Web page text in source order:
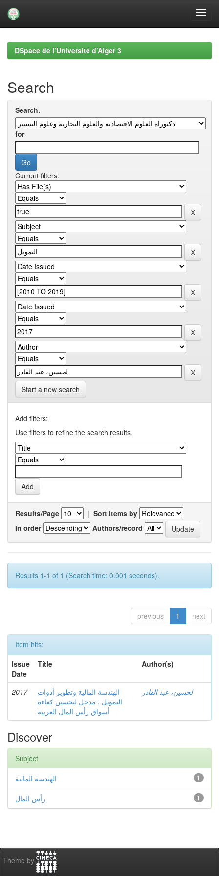
navigationDSpace de l’Université d’Alger 3
Search
Search:
for
Current filters:
Start a new search
Add filters:
Use filters to refine the search results.
Results/Page | Sort items by
In order
Authors/record
Results 1-1 of 1 (Search time: 0.001 seconds).
previous 1 next
Item hits:
Issue
Date
Title Author(s)
2017
الهندسة المالية وتطوير أدوات
التمويل : مدخل لتحسين كفاءة
أسواق رأس المال العربية
لحسين، عبد القادر
Discover
Subject
1 الهندسة المالية
1 رأس المال
Theme by